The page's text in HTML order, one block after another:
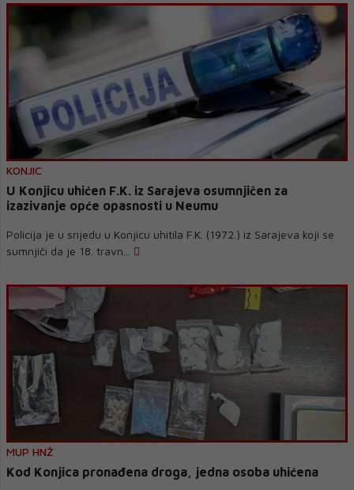
KONJIC
U Konjicu uhićen F.K. iz Sarajeva osumnjičen za
izazivanje opće opasnosti u Neumu
Policija je u srijedu u Konjicu uhitila F.K. (1972.) iz Sarajeva koji se
sumnjiči da je 18. travn...
MUP HNŽ
Kod Konjica pronađena droga, jedna osoba uhićena